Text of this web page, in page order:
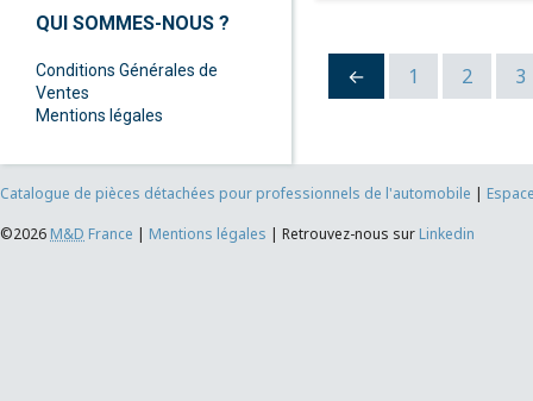
QUI SOMMES-NOUS ?
Conditions Générales de
Ventes
Mentions légales
← 1 2 3
Catalogue de pièces détachées pour professionnels de l'automobile |
©2026 M&D France | Mentions légales | Retrouvez-nous sur Linkedin